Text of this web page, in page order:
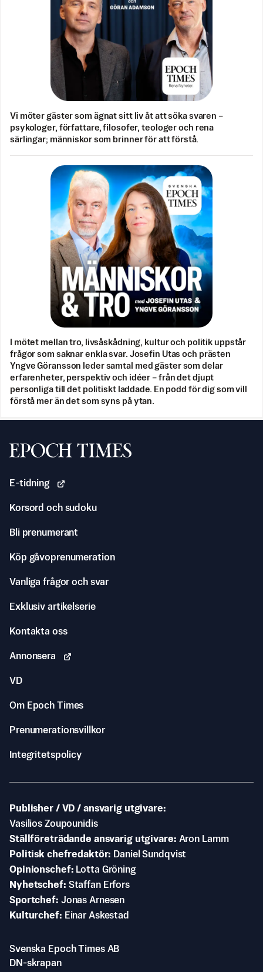
Vi möter gäster som ägnat sitt liv åt att söka svaren –
psykologer, författare, filosofer, teologer och rena
särlingar; människor som brinner för att förstå.
I mötet mellan tro, livsåskådning, kultur och politik uppstår
frågor som saknar enkla svar. Josefin Utas och prästen
Yngve Göransson leder samtal med gäster som delar
erfarenheter, perspektiv och idéer – från det djupt
personliga till det politiskt laddade. En podd för dig som vill
förstå mer än det som syns på ytan.
Svenska Epoch Times
E-tidning
Korsord och sudoku
Bli prenumerant
Köp gåvoprenumeration
Vanliga frågor och svar
Exklusiv artikelserie
Kontakta oss
Annonsera
VD
Om Epoch Times
Prenumerationsvillkor
Integritetspolicy
Publisher / VD / ansvarig utgivare
Vasilios Zoupounidis
Ställföreträdande ansvarig utgivare Aron Lamm
Politisk chefredaktör
Daniel Sundqvist
Opinionschef
Lotta Gröning
Nyhetschef Staffan Erfors
Sportchef Jonas Arnesen
Kulturchef
Einar Askestad
Svenska Epoch Times AB
DN-skrapan